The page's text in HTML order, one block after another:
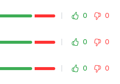
0
0
0
0
0
0